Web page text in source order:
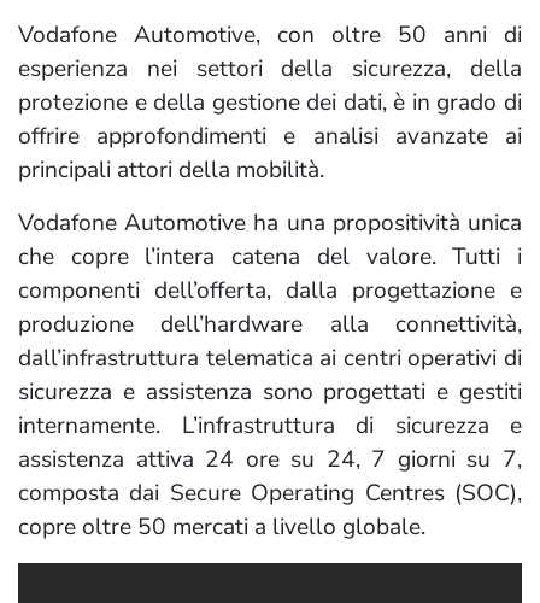
Vodafone Automotive, con oltre 50 anni di
esperienza nei settori della sicurezza, della
protezione e della gestione dei dati, è in grado di
offrire approfondimenti e analisi avanzate ai
principali attori della mobilità.
Vodafone Automotive ha una propositività unica
che copre l’intera catena del valore. Tutti i
componenti dell’offerta, dalla progettazione e
produzione dell’hardware alla connettività,
dall’infrastruttura telematica ai centri operativi di
sicurezza e assistenza sono progettati e gestiti
internamente. L’infrastruttura di sicurezza e
assistenza attiva 24 ore su 24, 7 giorni su 7,
composta dai Secure Operating Centres (SOC),
copre oltre 50 mercati a livello globale.